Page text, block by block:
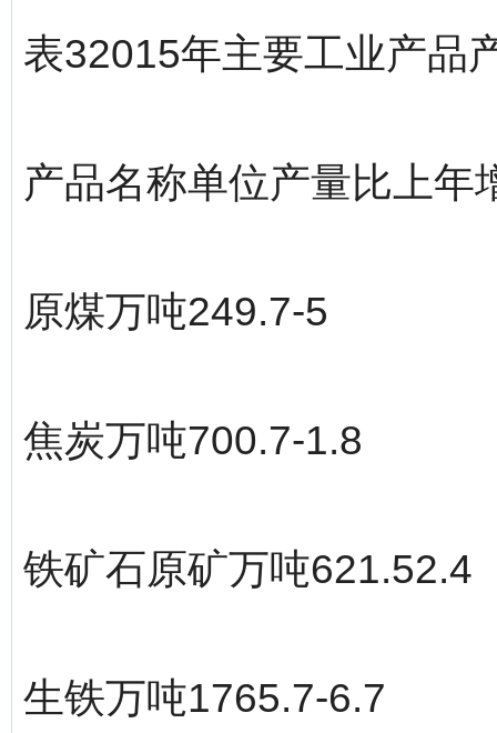
表32015年主要工业产品
产品名称单位产量比上年
原煤万吨249.7-5
焦炭万吨700.7-1.8
铁矿石原矿万吨621.52.4
生铁万吨1765.7-6.7